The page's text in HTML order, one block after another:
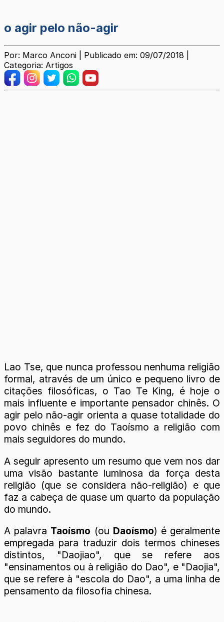
o agir pelo não-agir
Por: Marco Anconi | Publicado em: 09/07/2018 |
Categoria: Artigos
Lao Tse, que nunca professou nenhuma religião
formal, através de um único e pequeno livro de
citações filosóficas, o Tao Te King, é hoje o
mais influente e importante pensador chinês. O
agir pelo não-agir orienta a quase totalidade do
povo chinês e fez do Taoísmo a religião com
mais seguidores do mundo.
A seguir apresento um resumo que vem nos dar
uma visão bastante luminosa da força desta
religião (que se considera não-religião) e que
faz a cabeça de quase um quarto da população
do mundo.
A palavra Taoísmo (ou Daoísmo) é geralmente
empregada para traduzir dois termos chineses
distintos, "Daojiao", que se refere aos
"ensinamentos ou à religião do Dao", e "Daojia",
que se refere à "escola do Dao", a uma linha de
pensamento da filosofia chinesa.